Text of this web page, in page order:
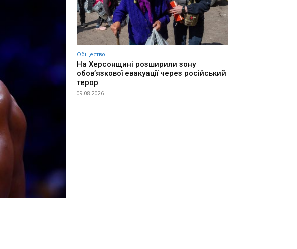
Общество
На Херсонщині розширили зону
обов’язкової евакуації через російський
терор
09.08.2026